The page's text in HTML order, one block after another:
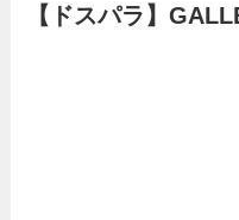
【ドスパラ】